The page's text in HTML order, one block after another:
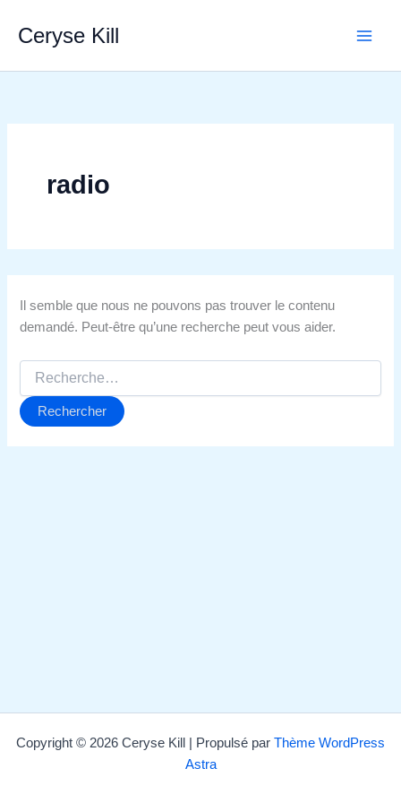
Ceryse Kill
radio
Il semble que nous ne pouvons pas trouver le contenu
demandé. Peut-être qu’une recherche peut vous aider.
Rechercher :
Copyright © 2026 Ceryse Kill | Propulsé par Thème WordPress
Astra